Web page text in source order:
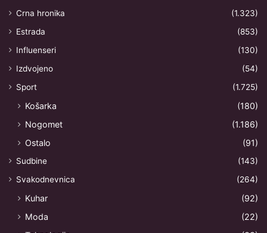
Crna hronika
(1.323)
Estrada
(853)
Influenseri
(130)
Izdvojeno
(54)
Sport
(1.725)
Košarka
(180)
Nogomet
(1.186)
Ostalo
(91)
Sudbine
(143)
Svakodnevnica
(264)
Kuhar
(92)
Moda
(22)